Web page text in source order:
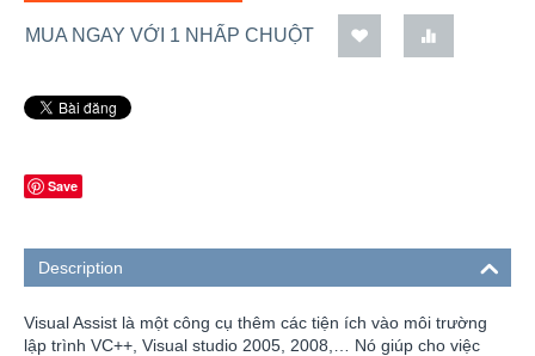
MUA NGAY VỚI 1 NHẤP CHUỘT
Save
Description
Visual Assist là một công cụ thêm các tiện ích vào môi trường
lập trình VC++, Visual studio 2005, 2008,… Nó giúp cho việc